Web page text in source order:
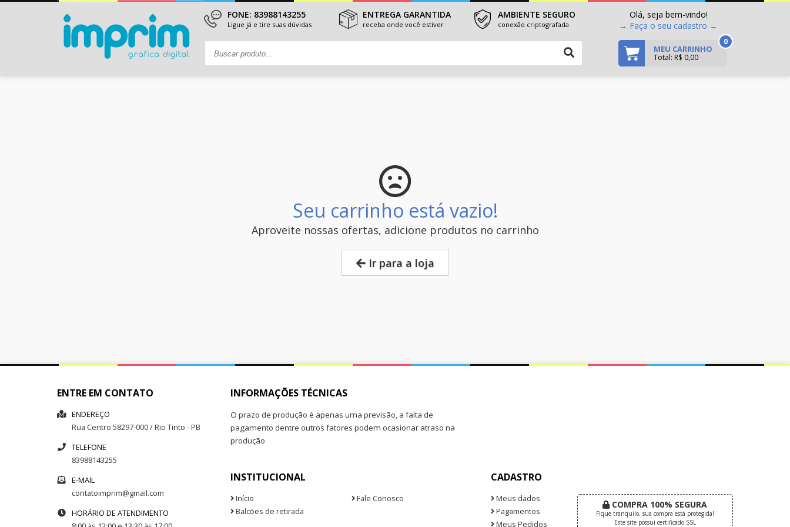
FONE: 83988143255
Ligue já e tire suas dúvidas
ENTREGA GARANTIDA
receba onde você estiver
AMBIENTE SEGURO
conexão criptografada
Olá, seja bem-vindo!
→ Faça o seu cadastro ←
MEU CARRINHO
Total: R$ 0,00
0
Seu carrinho está vazio!
Aproveite nossas ofertas, adicione produtos no carrinho
Ir para a loja
ENTRE EM CONTATO
ENDEREÇO
Rua Centro 58297-000/Rio Tinto - PB
TELEFONE
83988143255
E-MAIL
contatoimprim@gmail.com
HORÁRIO DE ATENDIMENTO
INFORMAÇÕES TÉCNICAS
O prazo de produção é apenas uma previsão, a falta de
pagamento dentre outros fatores podem ocasionar atraso na
produção
INSTITUCIONAL
Início
Fale Conosco
Balcões de retirada
CADASTRO
Meus dados
Pagamentos
Meus Pedidos
COMPRA 100% SEGURA
Fique tranquilo, sua compra está protegida!
Este site possui certificado SSL